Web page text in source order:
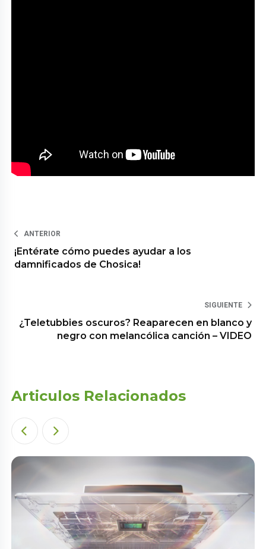
ANTERIOR
¡Entérate cómo puedes ayudar a los
damnificados de Chosica!
SIGUIENTE
¿Teletubbies oscuros? Reaparecen en blanco y
negro con melancólica canción – VIDEO
Articulos Relacionados